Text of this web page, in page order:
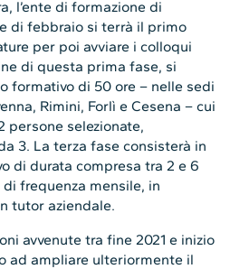
l’ente di formazione di
di febbraio si terrà il primo
per poi avviare i colloqui
di questa prima fase, si
formativo di 50 ore – nelle sedi
Rimini, Forlì e Cesena – cui
persone selezionate,
3. La terza fase consisterà in
di durata compresa tra 2 e 6
frequenza mensile, in
tutor aziendale.
avvenute tra fine 2021 e inizio
ad ampliare ulteriormente il